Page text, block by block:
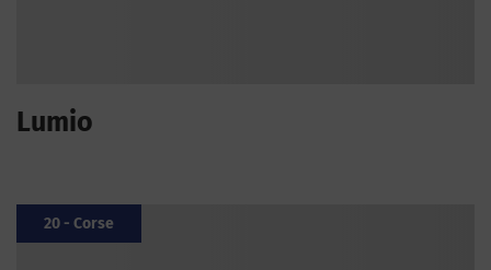
Lumio
20 - Corse